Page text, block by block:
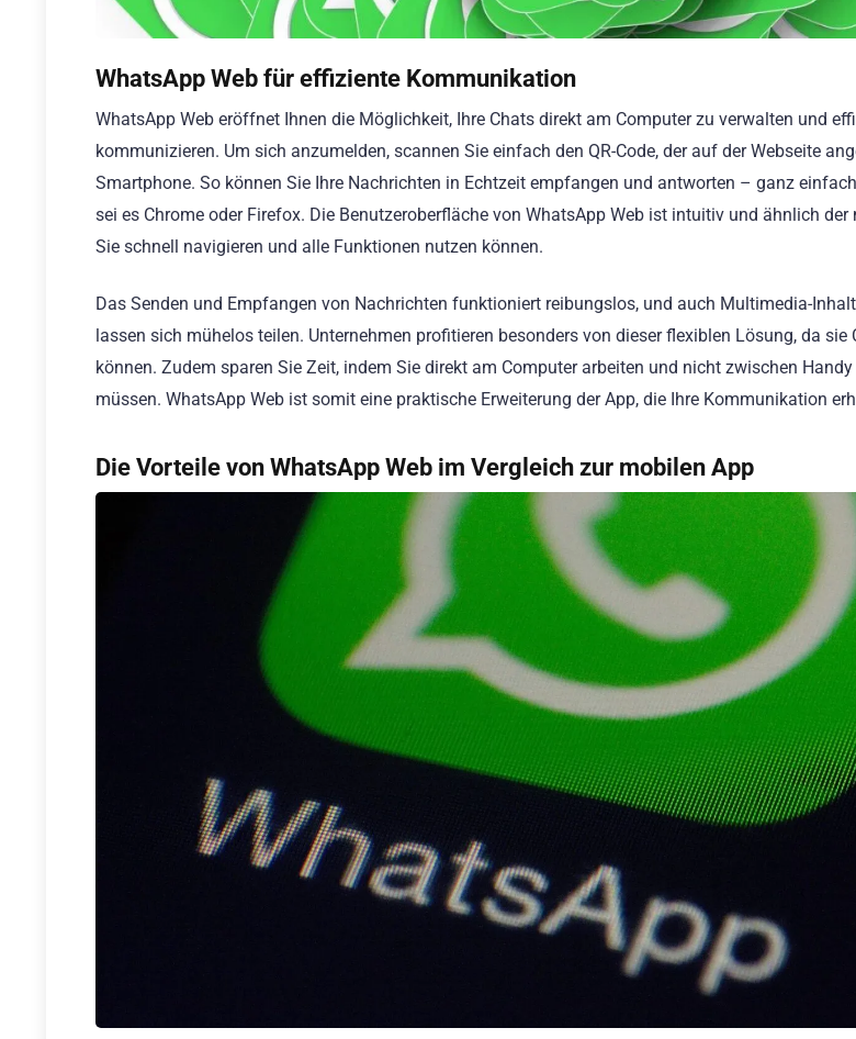
WhatsApp Web für effiziente Kommunikation
WhatsApp Web eröffnet Ihnen die Möglichkeit, Ihre Chats direkt am Computer zu verwalten und
kommunizieren. Um sich anzumelden, scannen Sie einfach den QR-Code, der auf der Webseite
Smartphone. So können Sie Ihre Nachrichten in Echtzeit empfangen und antworten – ganz
sei es Chrome oder Firefox. Die Benutzeroberfläche von WhatsApp Web ist intuitiv und ähnlich
Sie schnell navigieren und alle Funktionen nutzen können.
Das Senden und Empfangen von Nachrichten funktioniert reibungslos, und auch Multimedia-
lassen sich mühelos teilen. Unternehmen profitieren besonders von dieser flexiblen Lösung, da sie
können. Zudem sparen Sie Zeit, indem Sie direkt am Computer arbeiten und nicht zwischen
müssen. WhatsApp Web ist somit eine praktische Erweiterung der App, die Ihre Kommunikation
Die Vorteile von WhatsApp Web im Vergleich zur mobilen App